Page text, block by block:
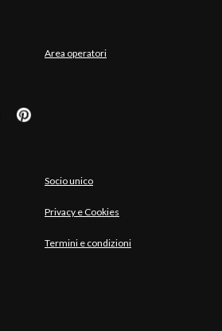
Area operatori
Socio unico
Privacy e Cookies
Termini e condizioni